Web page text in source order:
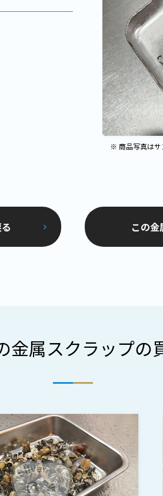
※ 商品写真はサ
この
金属スクラップの